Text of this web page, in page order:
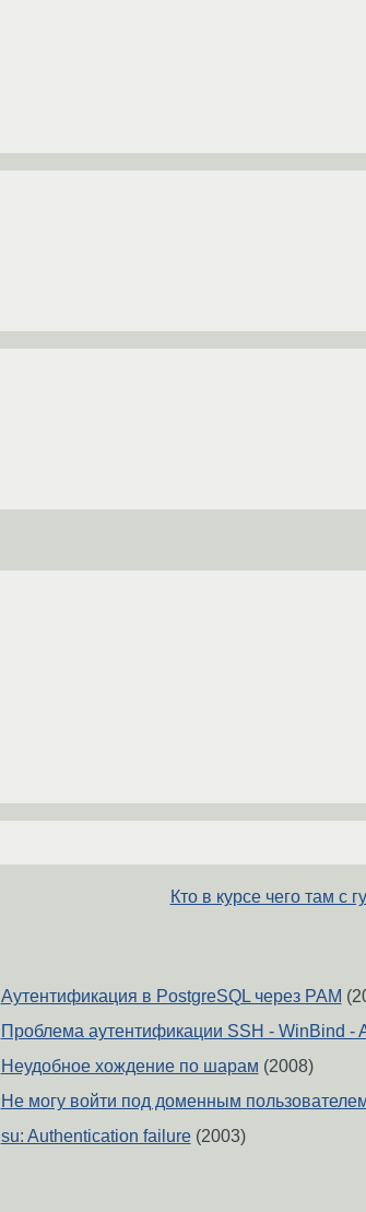
Кто в курсе чего там с
Аутентификация в PostgreSQL через PAM
Проблема аутентификации SSH - WinBind -
Неудобное хождение по шарам (2008)
Не могу войти под доменным
su: Authentication failure(2003)